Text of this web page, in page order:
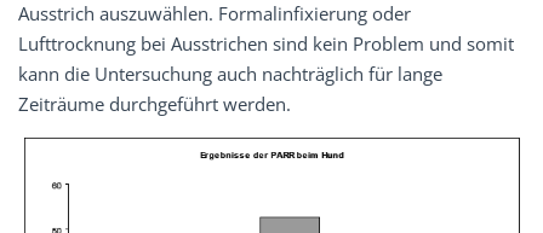
Ausstrich auszuwählen. Formalinfixierung oder
Lufttrocknung bei Ausstrichen sind kein Problem und somit
kann die Untersuchung auch nachträglich für lange
Zeiträume durchgeführt werden.